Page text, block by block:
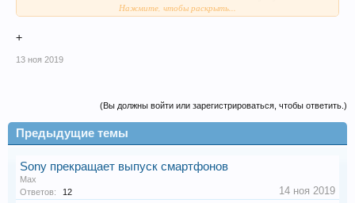
которых я даже не знал.Нажмите, чтобы раскрыть...
+
13 ноя 2019
(Вы должны войти или зарегистрироваться, чтобы ответить.)
Предыдущие темы
Sony прекращает выпуск смартфонов
Max
Ответов:
12 14 ноя 2019